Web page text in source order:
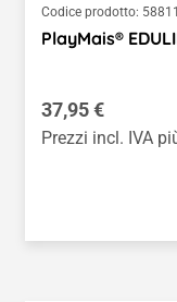
Codice prodotto:
PlayMais®
Prezzo normale:
37,95 €
Prezzi incl. IVA